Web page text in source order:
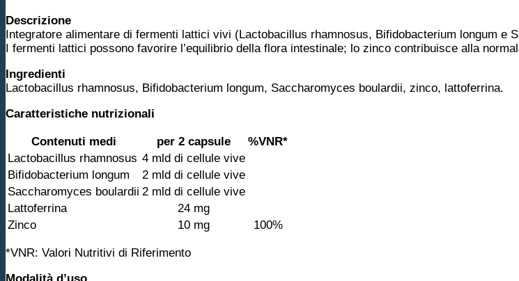
Descrizione
Integratore alimentare di fermenti lattici vivi (Lactobacillus rhamnosus, Bifidobacterium longum e
I fermenti lattici possono favorire l’equilibrio della flora intestinale; lo zinco contribuisce alla
Ingredienti
Lactobacillus rhamnosus, Bifidobacterium longum, Saccharomyces boulardii, zinco, lattoferrina.
Caratteristiche nutrizionali
Contenuti medi per 2 capsule
%VNR*
Lactobacillus rhamnosus 4 mld di cellule vive
Bifidobacterium longum
2 mld di cellule vive
Saccharomyces boulardii 2 mld di cellule vive
Lattoferrina
24 mg
Zinco
10 mg 100%
*VNR: Valori Nutritivi di Riferimento
Modalità d’uso